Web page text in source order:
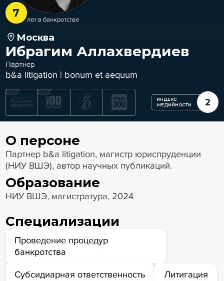
7
лет в банкротстве
Москва
Ибрагим Аллахвердиев
Партнер
b&a litigation | bonum et aequum
ИНДЕКС
МЕДИЙНОСТИ
2
О персоне
Партнер b&a litigation, магистр юриспруденции
(НИУ ВШЭ), автор научных публикаций.
Образование
НИУ ВШЭ, магистратура, 2024
Специализации
Проведение процедур
банкротства
Субсидиарная ответственность Литигация